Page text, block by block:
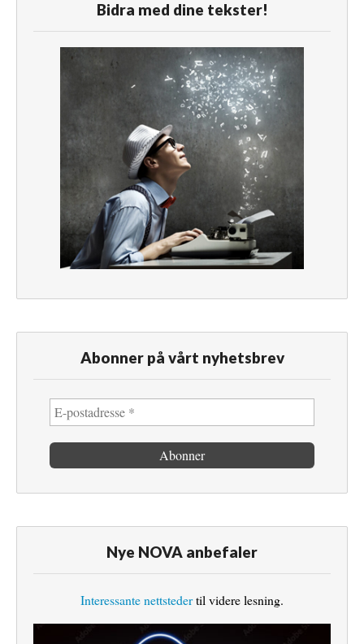
Bidra med dine tekster!
Abonner på vårt nyhetsbrev
Nye NOVA anbefaler
Interessante nettstedertil videre lesning.